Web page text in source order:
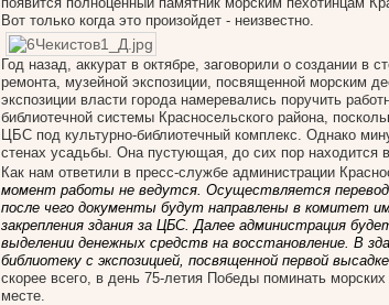
Вот только когда это произойдет - неизвестно.
Год назад, аккурат в октябре, заговорили о создании в
ремонта, музейной экспозиции, посвященной морским
экспозиции власти города намеревались поручить
библиотечной системы Красносельского района,
ЦБС под культурно-библиотечный комплекс. Однако
стенах усадьбы. Она пустующая, до сих пор находится
Как нам ответили в пресс-службе администрации
момент работы не ведутся. Осуществляется
после чего документы будут направлены в комитет
закрепления здания за ЦБС. Далее администрация
выделении денежных средств на восстановление. В
библиотеку с экспозицией, посвященной первой
скорее всего, в день 75-летия Победы поминать
месте.